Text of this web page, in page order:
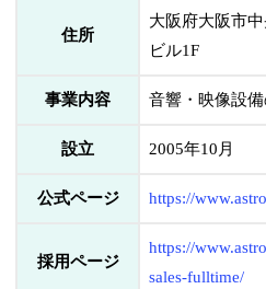
住所
大阪府大阪市
ビル1F
事業内容 音響・映像設
設立 2005年10月
公式ページ https://
採用ページ
https://
sales-fulltime/